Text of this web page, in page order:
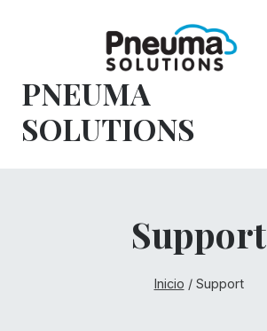
PNEUMA
SOLUTIONS
Support
Inicio / Support